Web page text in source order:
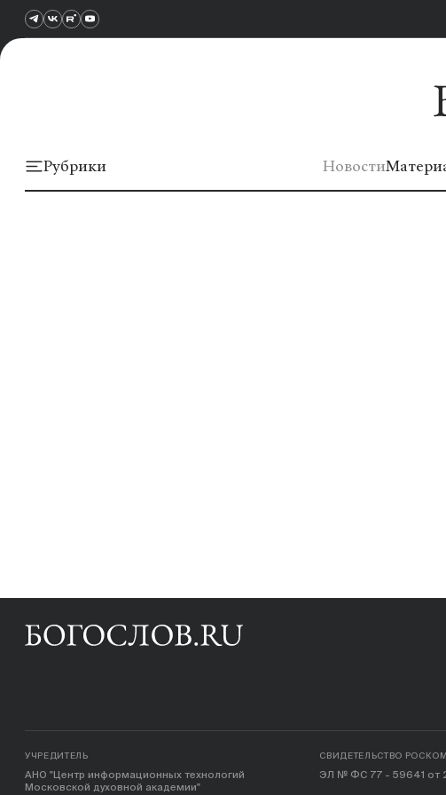
Рубрики Новости
УЧРЕДИТЕЛЬ
АНО "Центр информационных технологий
Московской духовной академии"
СВИДЕТЕЛЬСТВО
ЭЛ № ФС 77 - 59641 от